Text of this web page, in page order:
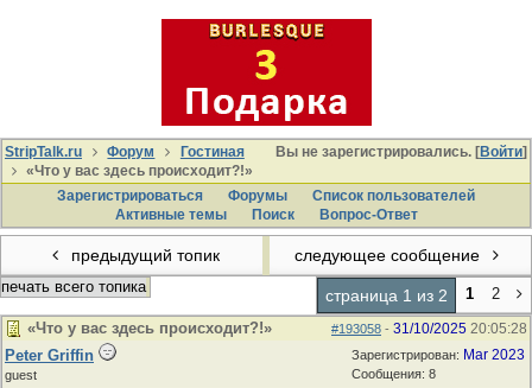
Вы не зарегистрировались. [Войти]
StripTalk.ru Форум
Гостиная
«Что у вас здесь происходит?!»
Зарегистрироваться
Форумы
Список пользователей
Активные темы
Поиcк Вопрос-Ответ
предыдущий топик следующее сообщение
печать всего топика страница 1 из 2 1 2
#193058 - 31/10/2025 20:05:28
«Что у вас здесь происходит?!»
Зарегистрирован: Mar 2023
Сообщения: 8
Peter Griffin
guest